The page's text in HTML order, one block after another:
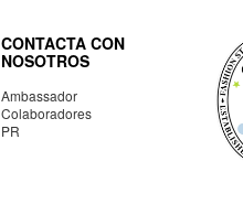
CONTACTA CON
NOSOTROS
Ambassador
Colaboradores
PR